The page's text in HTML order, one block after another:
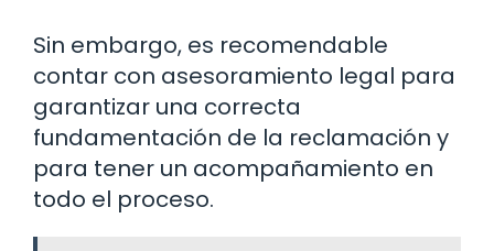
Sin embargo, es recomendable
contar con asesoramiento legal para
garantizar una correcta
fundamentación de la reclamación y
para tener un acompañamiento en
todo el proceso.